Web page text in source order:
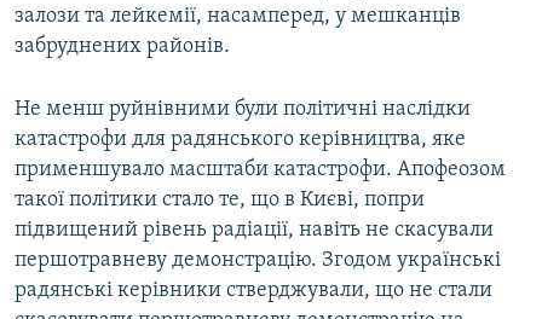
залози та лейкемії, насамперед, у мешканців
забруднених районів.
Не менш руйнівними були політичні наслідки
катастрофи для радянського керівництва, яке
применшувало масштаби катастрофи. Апофеозом
такої політики стало те, що в Києві, попри
підвищений рівень радіації, навіть не скасували
першотравневу демонстрацію. Згодом українські
радянські керівники стверджували, що не стали